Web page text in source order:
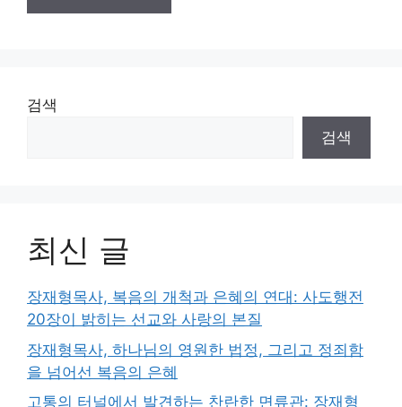
검색
검색
최신 글
장재형목사, 복음의 개척과 은혜의 연대: 사도행전
20장이 밝히는 선교와 사랑의 본질
장재형목사, 하나님의 영원한 법정, 그리고 정죄함
을 넘어선 복음의 은혜
고통의 터널에서 발견하는 찬란한 면류관: 장재형